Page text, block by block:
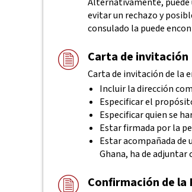
evitar un rechazo y
consulado la puede
Carta de invitación
Carta de invitación de la
Incluir la dirección
Especificar el
Especificar quien se
Estar firmada por la
Estar acompañada de
Ghana, ha de adjuntar
Confirmación de la